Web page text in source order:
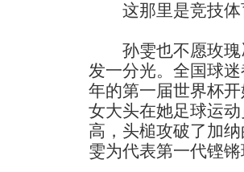
这那里是竞技体
孙雯也不愿玫瑰
发一分光。全国球
年的第一届世界杯
女大头在她足球运
高，头槌攻破了加
雯为代表第一代铿